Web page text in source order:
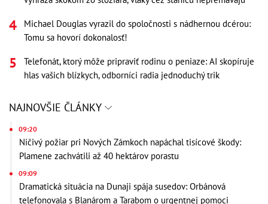
Michael Douglas vyrazil do spoločnosti s nádhernou dcérou:
Tomu sa hovorí dokonalosť!
Telefonát, ktorý môže pripraviť rodinu o peniaze: AI skopíruje
hlas vašich blízkych, odborníci radia jednoduchý trik
NAJNOVŠIE ČLÁNKY
09:20
Ničivý požiar pri Nových Zámkoch napáchal tisícové škody:
Plamene zachvátili až 40 hektárov porastu
09:09
Dramatická situácia na Dunaji spája susedov: Orbánová
telefonovala s Blanárom a Tarabom o urgentnej pomoci